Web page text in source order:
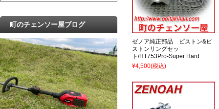
ゼノア純正部品 ピストン&ピ
ストンリングセッ
ト/HT753Pro-Super Hard
¥4,500(税込)
町のチェンソー屋ブログ